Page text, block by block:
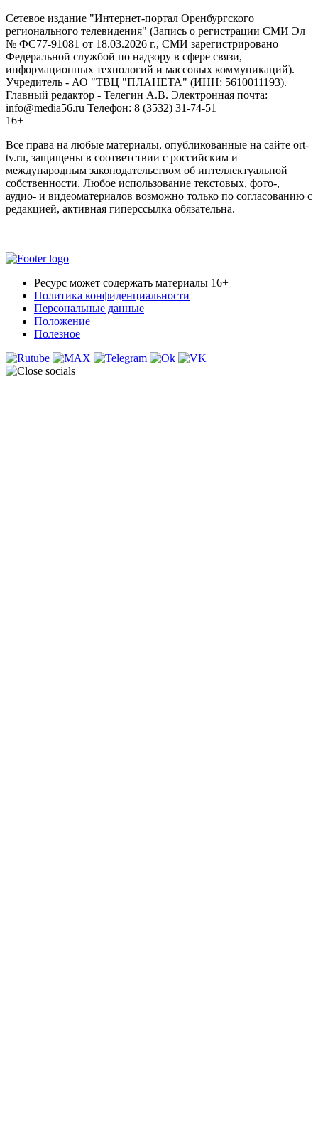
Сетевое издание "Интернет-портал Оренбургского
регионального телевидения" (Запись о регистрации СМИ Эл
№ ФС77-91081 от 18.03.2026 г., СМИ зарегистрировано
Федеральной службой по надзору в сфере связи,
информационных технологий и массовых коммуникаций).
Учредитель - АО "ТВЦ "ПЛАНЕТА" (ИНН: 5610011193).
Главный редактор - Телегин А.В. Электронная почта:
info@media56.ru Телефон: 8 (3532) 31-74-51
16+
Все права на любые материалы, опубликованные на сайте ort-
tv.ru, защищены в соответствии с российским и
международным законодательством об интеллектуальной
собственности. Любое использование текстовых, фото-,
аудио- и видеоматериалов возможно только по согласованию с
редакцией, активная гиперссылка обязательна.
Ресурс может содержать материалы 16+
Политика конфиденциальности
Персональные данные
Положение
Полезное